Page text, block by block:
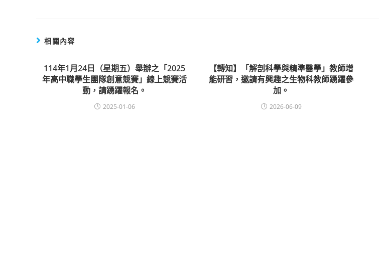
相關內容
114年1月24日（星期五）舉辦之「2025
年高中職學生團隊創意競賽」線上競賽活
動，請踴躍報名。
2025-01-06
【轉知】「解剖科學與精準醫學」教師增
能研習，邀請有興趣之生物科教師踴躍參
加。
2026-06-09